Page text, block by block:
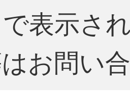
表示さ
お問い